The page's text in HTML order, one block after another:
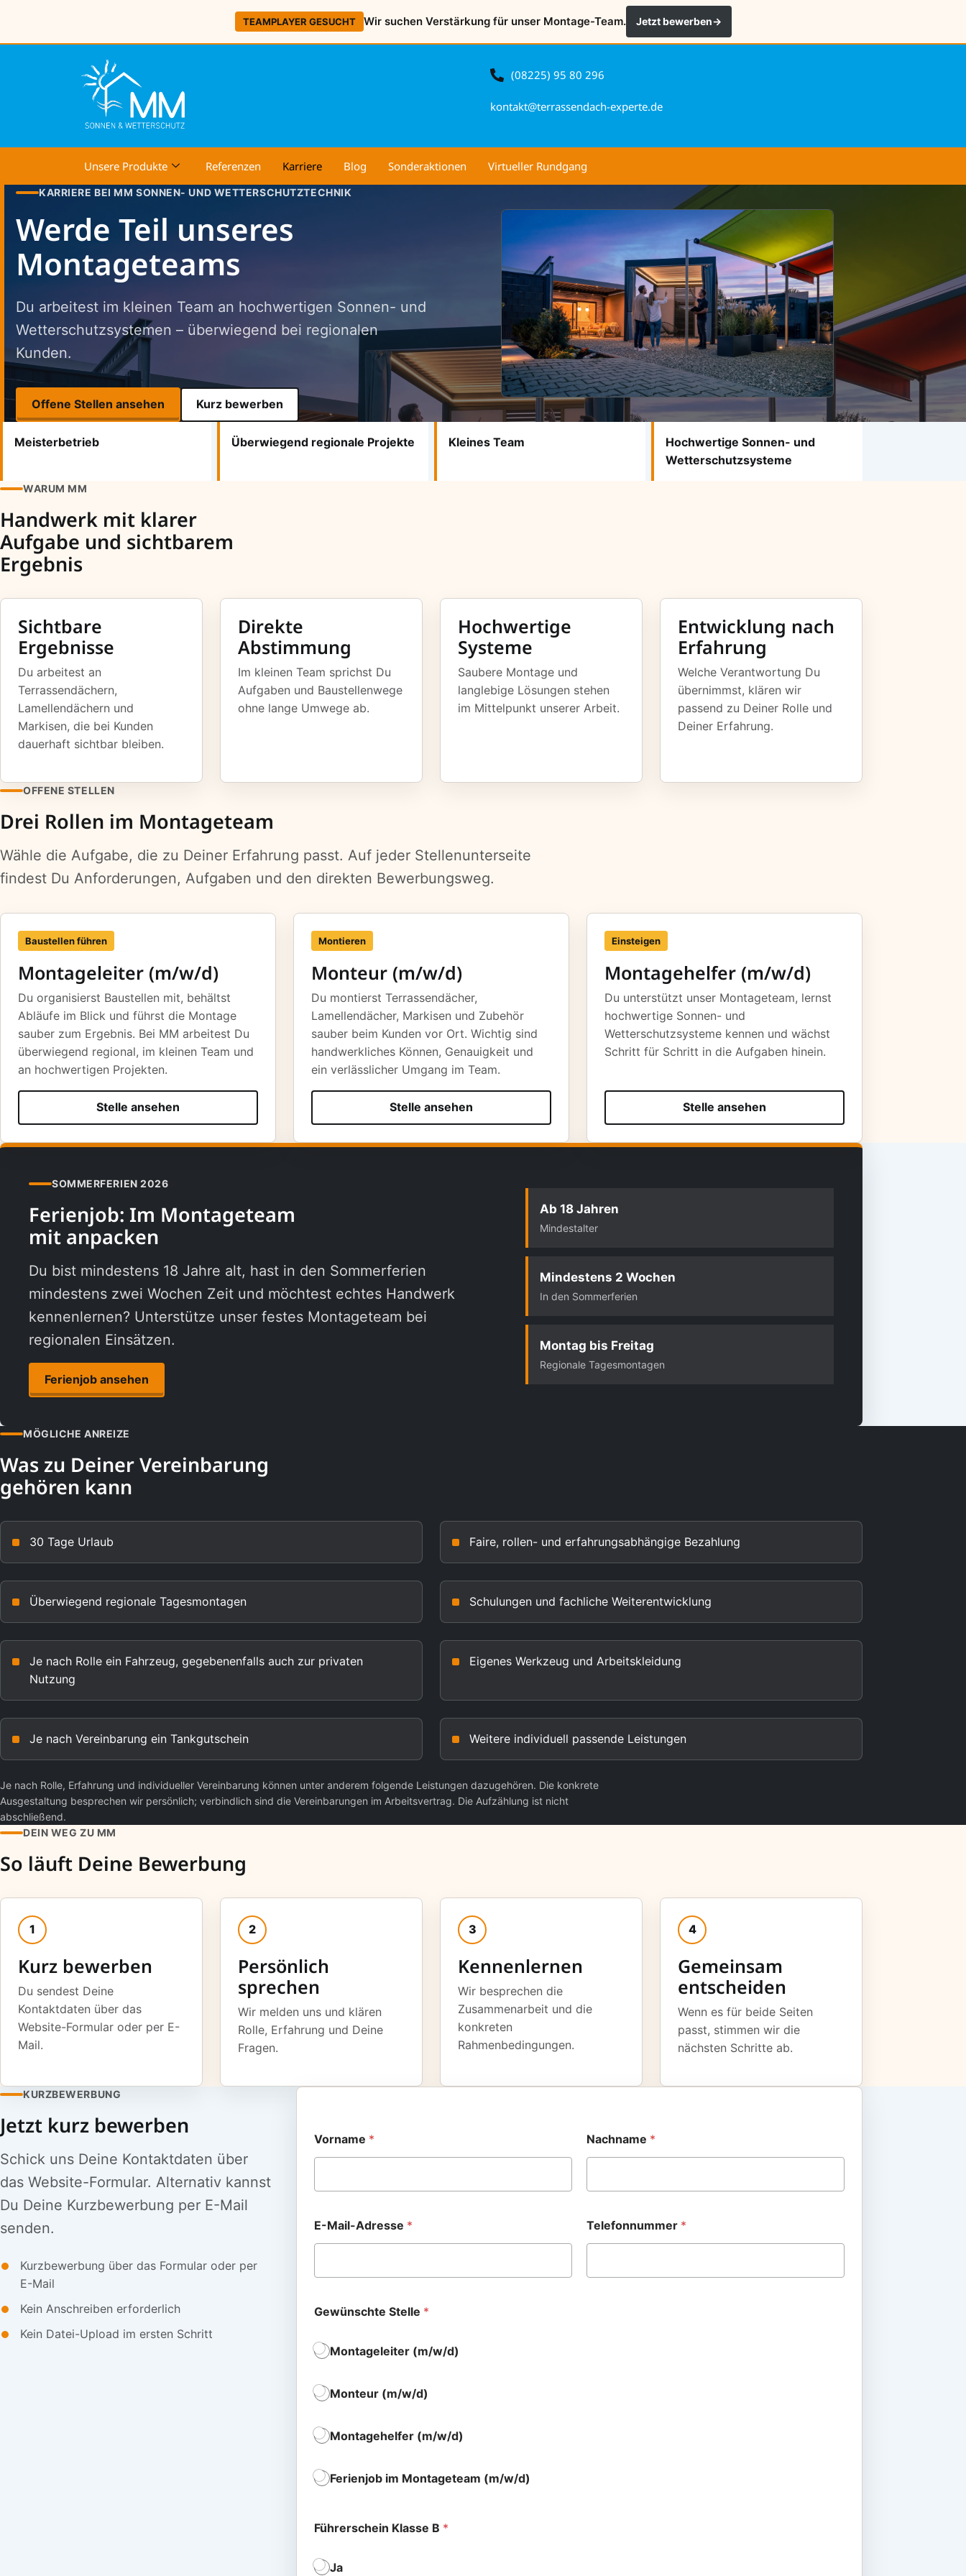
TEAMPLAYER GESUCHT Wir suchen Verstärkung für unser Montage-Team. Jetzt bewerben→
(08225) 95 80 296
kontakt@terrassendach-experte.de
Unsere Produkte Referenzen Karriere Blog Sonderaktionen Virtueller Rundgang
KARRIERE BEI MM SONNEN- UND WETTERSCHUTZTECHNIK
Werde Teil unseres
Montageteams
Du arbeitest im kleinen Team an hochwertigen Sonnen- und
Wetterschutzsystemen – überwiegend bei regionalen
Kunden.
Offene Stellen ansehen Kurz bewerben
Vertrauensfakten
Meisterbetrieb Überwiegend regionale Projekte Kleines Team
Hochwertige Sonnen- und
Wetterschutzsysteme
WARUM MM
Handwerk mit klarer
Aufgabe und sichtbarem
Ergebnis
Sichtbare
Ergebnisse
Du arbeitest an
Terrassendächern,
Lamellendächern und
Markisen, die bei Kunden
dauerhaft sichtbar bleiben.
Direkte
Abstimmung
Im kleinen Team sprichst Du
Aufgaben und Baustellenwege
ohne lange Umwege ab.
Hochwertige
Systeme
Saubere Montage und
langlebige Lösungen stehen
im Mittelpunkt unserer Arbeit.
Entwicklung nach
Erfahrung
Welche Verantwortung Du
übernimmst, klären wir
passend zu Deiner Rolle und
Deiner Erfahrung.
OFFENE STELLEN
Drei Rollen im Montageteam
Wähle die Aufgabe, die zu Deiner Erfahrung passt. Auf jeder Stellenunterseite
findest Du Anforderungen, Aufgaben und den direkten Bewerbungsweg.
Baustellen führen
Montageleiter (m/w/d)
Du organisierst Baustellen mit, behältst
Abläufe im Blick und führst die Montage
sauber zum Ergebnis. Bei MM arbeitest Du
überwiegend regional, im kleinen Team und
an hochwertigen Projekten.
Stelle ansehen
Montieren
Monteur (m/w/d)
Du montierst Terrassendächer,
Lamellendächer, Markisen und Zubehör
sauber beim Kunden vor Ort. Wichtig sind
handwerkliches Können, Genauigkeit und
ein verlässlicher Umgang im Team.
Stelle ansehen
Einsteigen
Montagehelfer (m/w/d)
Du unterstützt unser Montageteam, lernst
hochwertige Sonnen- und
Wetterschutzsysteme kennen und wächst
Schritt für Schritt in die Aufgaben hinein.
Stelle ansehen
SOMMERFERIEN 2026
Ferienjob: Im Montageteam
mit anpacken
Du bist mindestens 18 Jahre alt, hast in den Sommerferien
mindestens zwei Wochen Zeit und möchtest echtes Handwerk
kennenlernen? Unterstütze unser festes Montageteam bei
regionalen Einsätzen.
Ferienjob ansehen
Ab 18 Jahren
Mindestalter
Mindestens 2 Wochen
In den Sommerferien
Montag bis Freitag
Regionale Tagesmontagen
MÖGLICHE ANREIZE
Was zu Deiner Vereinbarung
gehören kann
30 Tage Urlaub Faire, rollen- und erfahrungsabhängige Bezahlung
Überwiegend regionale Tagesmontagen Schulungen und fachliche Weiterentwicklung
Je nach Rolle ein Fahrzeug, gegebenenfalls auch zur privaten
Nutzung
Eigenes Werkzeug und Arbeitskleidung
Je nach Vereinbarung ein Tankgutschein Weitere individuell passende Leistungen
Je nach Rolle, Erfahrung und individueller Vereinbarung können unter anderem folgende Leistungen dazugehören. Die konkrete
Ausgestaltung besprechen wir persönlich; verbindlich sind die Vereinbarungen im Arbeitsvertrag. Die Aufzählung ist nicht
abschließend.
DEIN WEG ZU MM
So läuft Deine Bewerbung
1
Kurz bewerben
Du sendest Deine
Kontaktdaten über das
Website-Formular oder per E-
Mail.
2
Persönlich
sprechen
Wir melden uns und klären
Rolle, Erfahrung und Deine
Fragen.
3
Kennenlernen
Wir besprechen die
Zusammenarbeit und die
konkreten
Rahmenbedingungen.
4
Gemeinsam
entscheiden
Wenn es für beide Seiten
passt, stimmen wir die
nächsten Schritte ab.
KURZBEWERBUNG
Jetzt kurz bewerben
Schick uns Deine Kontaktdaten über
das Website-Formular. Alternativ kannst
Du Deine Kurzbewerbung per E-Mail
senden.
Kurzbewerbung über das Formular oder per
E-Mail
Kein Anschreiben erforderlich
Kein Datei-Upload im ersten Schritt
Vorname *
u
r
A
S
l
Nachname *
E-Mail-Adresse * Telefonnummer *
Gewünschte Stelle *
Montageleiter (m/w/d)
Monteur (m/w/d)
Montagehelfer (m/w/d)
Ferienjob im Montageteam (m/w/d)
Führerschein Klasse B *
Ja